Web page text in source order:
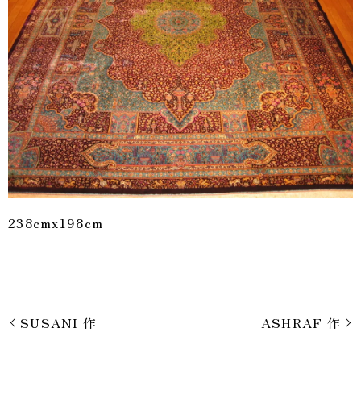
238cmx198cm
SUSANI 作 ASHRAF 作